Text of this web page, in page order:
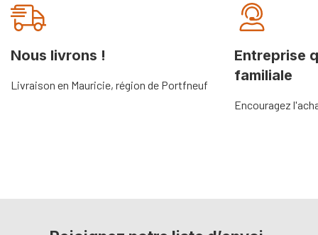
Onglet
personnalisé
Nous livrons !
Livraison en Mauricie, région de Portfneuf
Entreprise
familiale
Encouragez